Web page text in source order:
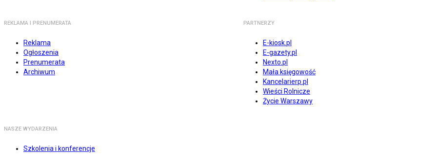
REKLAMA I PRENUMERATA
Reklama
Ogłoszenia
Prenumerata
Archiwum
PARTNERZY
E-kiosk.pl
E-gazety.pl
Nexto.pl
Mała księgowość
Kancelarierp.pl
Wieści Rolnicze
Życie Warszawy
NASZE WYDARZENIA
Szkolenia i konferencje